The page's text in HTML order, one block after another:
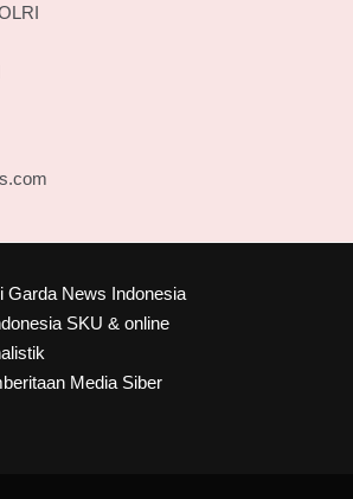
Garda News Indonesia
SKU & online
Media Siber